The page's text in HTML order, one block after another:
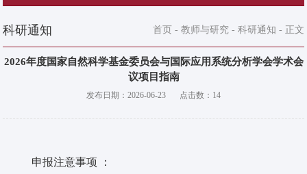
科研通知 首页 - 教师与研究- 科研通知 - 正文
2026年度国家自然科学基金委员会与国际应用系统分析学会学术会
议项目指南
发布日期： 2026-06-23 点击数： 14
申报注意事项 ：